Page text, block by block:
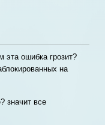
ошибка грозит?
на
значит все